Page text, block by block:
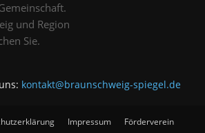
und Region
Sie.
kontakt@braunschweig-spiegel.de
Impressum Förderverein